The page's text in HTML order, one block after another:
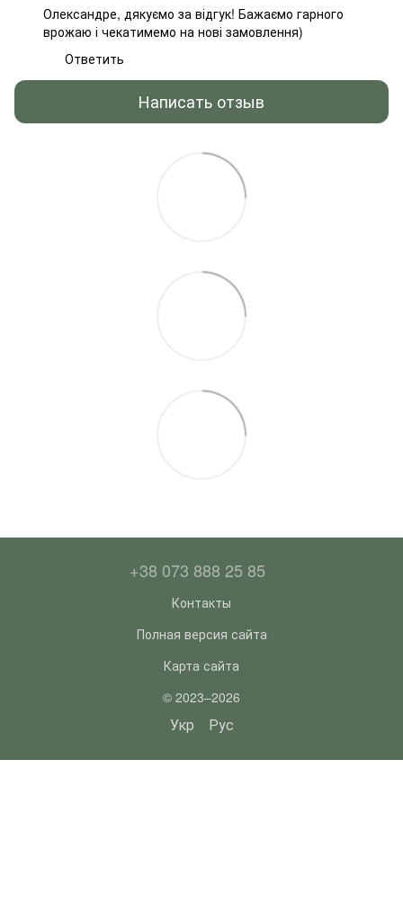
Олександре, дякуємо за відгук! Бажаємо гарного
врожаю і чекатимемо на нові замовлення)
Ответить
Написать отзыв
+38 073 888 25 85
Контакты
Полная версия сайта
Карта сайта
© 2023–2026
Укр Рус